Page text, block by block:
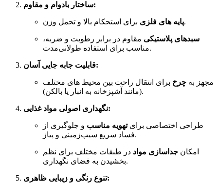
ساختار بادوام و مقاوم:
پایه های فلزیبرای استحکام بالا و تحمل وزن.
سبدهای پلاستیکی مقاوم در برابر رطوبت و ضربه،
مناسب برای استفاده طولانی‌مدت.
قابلیت جابه جایی آسان:
مجهز به چرخ برای انتقال راحت بین محیط‌ های مختلف
(مانند آشپزخانه به انبار یا بالکن).
نگهداری اصولی مواد غذایی:
طراحی اختصاصی برایتهویه مناسب و جلوگیری از
فساد سریع سیب‌زمینی و پیاز.
امکان جداسازی مواد در طبقات مختلف برای نظم
بخشیدن به فضای نگهداری.
تنوع رنگی و زیبایی ظاهری: